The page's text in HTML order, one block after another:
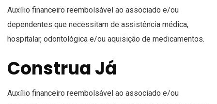
Auxílio financeiro reembolsável ao associado e/ou
dependentes que necessitam de assistência médica,
hospitalar, odontológica e/ou aquisição de medicamentos.
Construa Já
Auxílio financeiro reembolsável ao associado e/ou